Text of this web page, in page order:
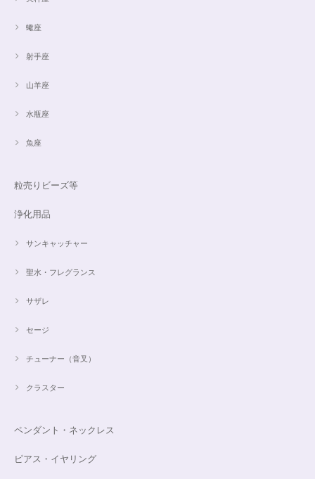
蠍座
射手座
山羊座
水瓶座
魚座
粒売りビーズ等
浄化用品
サンキャッチャー
聖水・フレグランス
サザレ
セージ
チューナー（音叉）
クラスター
ペンダント・ネックレス
ピアス・イヤリング